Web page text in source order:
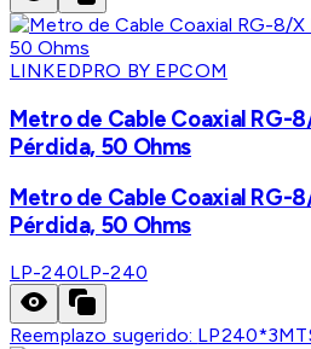
LINKEDPRO BY EPCOM
Metro de Cable Coaxial RG-
Pérdida, 50 Ohms
Metro de Cable Coaxial RG-
Pérdida, 50 Ohms
LP-240LP-240
Reemplazo sugerido: